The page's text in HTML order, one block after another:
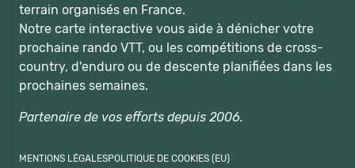
terrain organisés en France.
Notre carte interactive vous aide à dénicher votre
prochaine rando VTT, ou les compétitions de cross-
country, d'enduro ou de descente planifiées dans les
prochaines semaines.
Partenaire de vos efforts depuis 2006.
MENTIONS LÉGALESPOLITIQUE DE COOKIES (EU)